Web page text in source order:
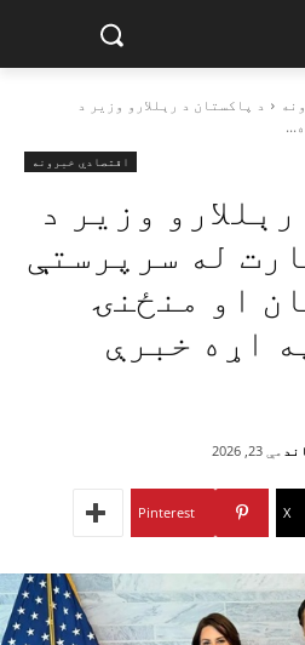
د پاکستان د رېللارو وزیر د
اقتصادي خبرونه
وزیر د
له سرپرستې
او منځنۍ
اړه خبرې
مې 23, 2026
X
Pinterest